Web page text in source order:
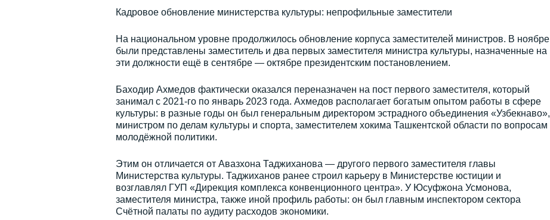
Кадровое обновление министерства культуры: непрофильные заместители
На национальном уровне продолжилось обновление корпуса заместителей министров. В ноябре
были представлены заместитель и два первых заместителя министра культуры, назначенные на
эти должности ещё в сентябре — октябре президентским постановлением.
Баходир Ахмедов фактически оказался переназначен на пост первого заместителя, который
занимал с 2021-го по январь 2023 года. Ахмедов располагает богатым опытом работы в сфере
культуры: в разные годы он был генеральным директором эстрадного объединения «Узбекнаво»,
министром по делам культуры и спорта, заместителем хокима Ташкентской области по вопросам
молодёжной политики.
Этим он отличается от Авазхона Таджиханова — другого первого заместителя главы
Министерства культуры. Таджиханов ранее строил карьеру в Министерстве юстиции и
возглавлял ГУП «Дирекция комплекса конвенционного центра». У Юсуфжона Усмонова,
заместителя министра, также иной профиль работы: он был главным инспектором сектора
Счётной палаты по аудиту расходов экономики.